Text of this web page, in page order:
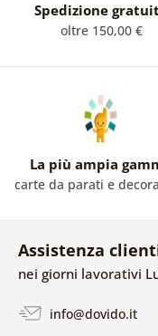
Spedizione
oltre 150,00 €
La più ampia
carte da parati e
Assistenza
nei giorni lavorativi
info@dovido.it